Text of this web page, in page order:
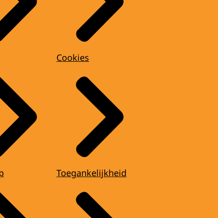
Cookies
Toegankelijkheid